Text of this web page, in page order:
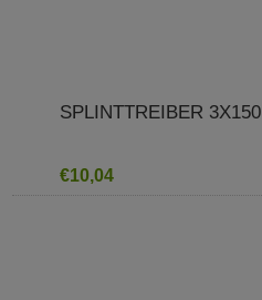
SPLINTTREIBER 3X150
€10,04